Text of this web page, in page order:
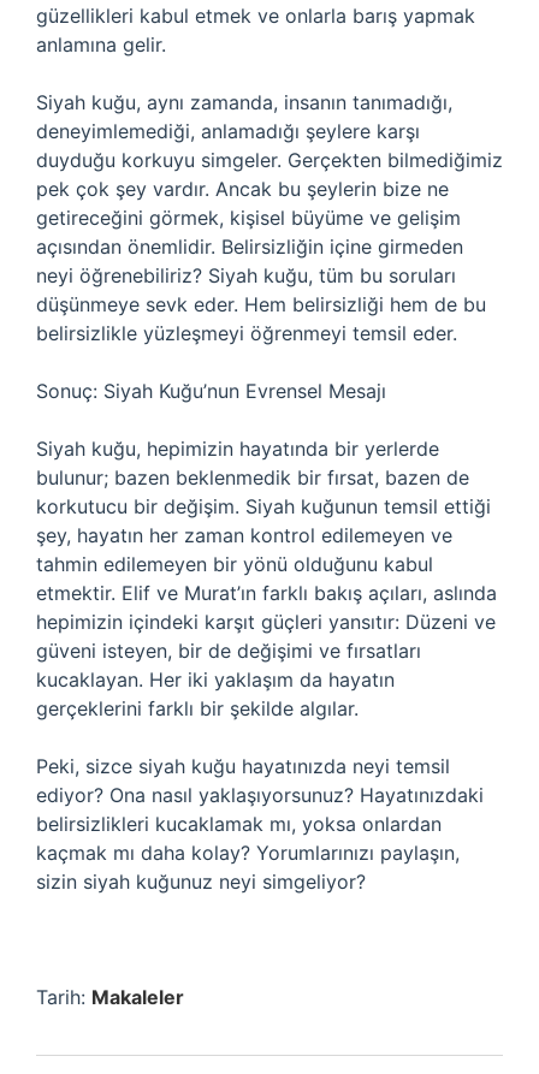
güzellikleri kabul etmek ve onlarla barış yapmak
anlamına gelir.
Siyah kuğu, aynı zamanda, insanın tanımadığı,
deneyimlemediği, anlamadığı şeylere karşı
duyduğu korkuyu simgeler. Gerçekten bilmediğimiz
pek çok şey vardır. Ancak bu şeylerin bize ne
getireceğini görmek, kişisel büyüme ve gelişim
açısından önemlidir. Belirsizliğin içine girmeden
neyi öğrenebiliriz? Siyah kuğu, tüm bu soruları
düşünmeye sevk eder. Hem belirsizliği hem de bu
belirsizlikle yüzleşmeyi öğrenmeyi temsil eder.
Sonuç: Siyah Kuğu’nun Evrensel Mesajı
Siyah kuğu, hepimizin hayatında bir yerlerde
bulunur; bazen beklenmedik bir fırsat, bazen de
korkutucu bir değişim. Siyah kuğunun temsil ettiği
şey, hayatın her zaman kontrol edilemeyen ve
tahmin edilemeyen bir yönü olduğunu kabul
etmektir. Elif ve Murat’ın farklı bakış açıları, aslında
hepimizin içindeki karşıt güçleri yansıtır: Düzeni ve
güveni isteyen, bir de değişimi ve fırsatları
kucaklayan. Her iki yaklaşım da hayatın
gerçeklerini farklı bir şekilde algılar.
Peki, sizce siyah kuğu hayatınızda neyi temsil
ediyor? Ona nasıl yaklaşıyorsunuz? Hayatınızdaki
belirsizlikleri kucaklamak mı, yoksa onlardan
kaçmak mı daha kolay? Yorumlarınızı paylaşın,
sizin siyah kuğunuz neyi simgeliyor?
Tarih: Makaleler